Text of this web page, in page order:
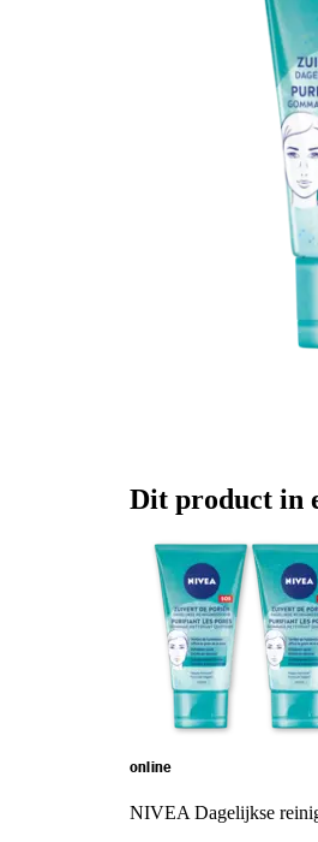
Dit product in
online
NIVEA Dagelijkse